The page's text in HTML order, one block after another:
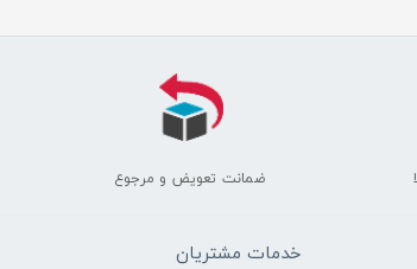
ضمانت تعویض و مرجوع
خدمات مشتریان